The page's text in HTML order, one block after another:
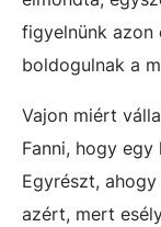
figyelnünk azon
boldogulnak a
Vajon miért
Fanni, hogy egy
Egyrészt,
azért, mert